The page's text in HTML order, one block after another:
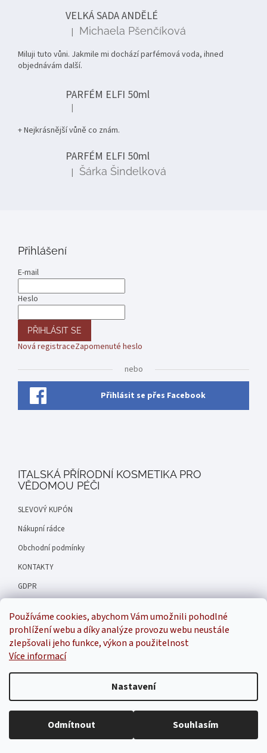
Používáme cookies, abychom Vám umožnili pohodlné
prohlížení webu a díky analýze provozu webu neustále
zlepšovali jeho funkce, výkon a použitelnost
Více informací
Nastavení
Odmítnout Souhlasím
VELKÁ SADA ANDĚLÉ
Hodnocení produktu je 5 z 5 hvězdiček.
| Michaela Pšenčíková
Miluji tuto vůni. Jakmile mi dochází parfémová voda, ihned
objednávám další.
PARFÉM ELFI 50ml
Hodnocení produktu je 5 z 5 hvězdiček.
|
+ Nejkrásnější vůně co znám.
PARFÉM ELFI 50ml
Hodnocení produktu je 5 z 5 hvězdiček.
| Šárka Šindelková
Přihlášení
E-mail
Heslo
PŘIHLÁSIT SE
Nová registraceZapomenuté heslo
nebo
Přihlásit se přes Facebook
ITALSKÁ PŘÍRODNÍ KOSMETIKA PRO
VĚDOMOU PÉČI
SLEVOVÝ KUPÓN
Nákupní rádce
Obchodní podmínky
KONTAKTY
GDPR
Náš příběh
Inspirala